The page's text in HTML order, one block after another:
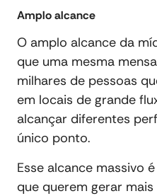
Amplo alcance
O amplo alcance da
que uma mesma
milhares de pessoas
em locais de grande
alcançar diferentes
único ponto.
Esse alcance massivo
que querem gerar